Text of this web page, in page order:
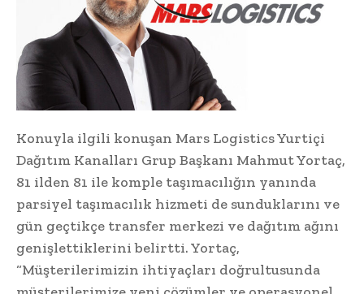
Konuyla ilgili konuşan Mars Logistics Yurtiçi
Dağıtım Kanalları Grup Başkanı Mahmut Yortaç,
81 ilden 81 ile komple taşımacılığın yanında
parsiyel taşımacılık hizmeti de sunduklarını ve
gün geçtikçe transfer merkezi ve dağıtım ağını
genişlettiklerini belirtti. Yortaç,
“Müşterilerimizin ihtiyaçları doğrultusunda